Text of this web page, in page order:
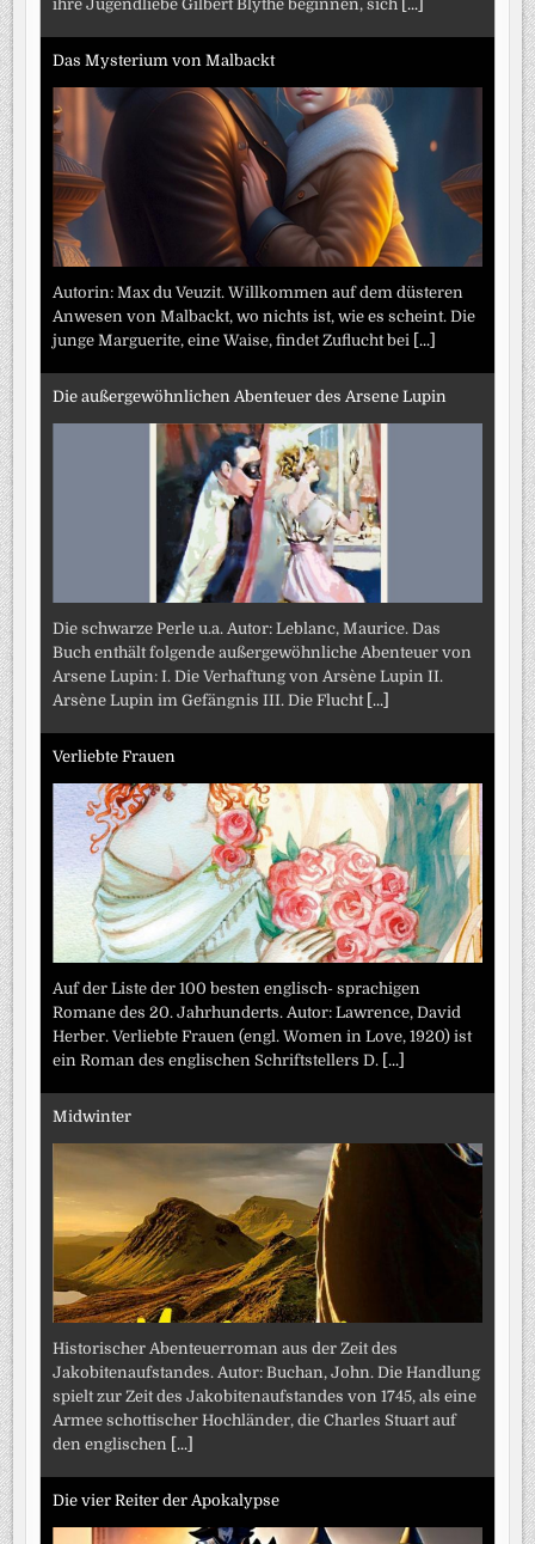
ihre Jugendliebe Gilbert Blythe beginnen, sich [...]
Das Mysterium von Malbackt
Autorin: Max du Veuzit. Willkommen auf dem düsteren
Anwesen von Malbackt, wo nichts ist, wie es scheint. Die
junge Marguerite, eine Waise, findet Zuflucht bei [...]
Die außergewöhnlichen Abenteuer des Arsene Lupin
Die schwarze Perle u.a. Autor: Leblanc, Maurice. Das
Buch enthält folgende außergewöhnliche Abenteuer von
Arsene Lupin: I. Die Verhaftung von Arsène Lupin II.
Arsène Lupin im Gefängnis III. Die Flucht [...]
Verliebte Frauen
Auf der Liste der 100 besten englisch- sprachigen
Romane des 20. Jahrhunderts. Autor: Lawrence, David
Herber. Verliebte Frauen (engl. Women in Love, 1920) ist
ein Roman des englischen Schriftstellers D. [...]
Midwinter
Historischer Abenteuerroman aus der Zeit des
Jakobitenaufstandes. Autor: Buchan, John. Die Handlung
spielt zur Zeit des Jakobitenaufstandes von 1745, als eine
Armee schottischer Hochländer, die Charles Stuart auf
den englischen [...]
Die vier Reiter der Apokalypse